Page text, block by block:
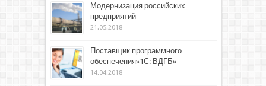
Модернизация российских
предприятий
21.05.2018
Поставщик программного
обеспечения»1С: ВДГБ»
14.04.2018